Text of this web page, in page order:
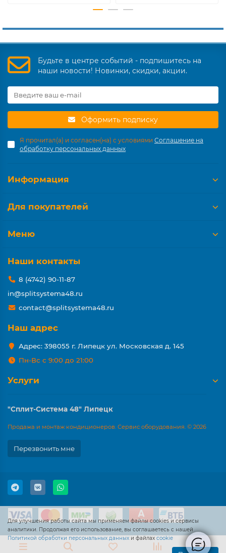
Для улучшения работы сайта мы применяем файлы cookies и сервисы
аналитики. Продолжая его использование, вы соглашаетесь с нашей
Политикой обработки персональных данных и файлах cookie
Будьте в центре событий - подпишитесь на
наши новости! Новинки, скидки, акции.
Оформить подписку
Я прочитал(а) и согласен(на) с условиями Соглашение на
обработку персональных данных
Информация
Для покупателей
Меню
Наши контакты
8 (4742) 90-11-87
in@splitsystema48.ru
contact@splitsystema48.ru
Наш адрес
Адрес: 398055 г. Липецк ул. Московская д. 145
Пн-Вс с 9:00 до 21:00
Услуги
"Сплит-Система 48" Липецк
Продажа и монтаж кондиционеров. Сервис оборудования. © 2026
Перезвонить мне